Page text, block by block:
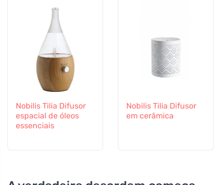
Nobilis Tilia Difusor
espacial de óleos
essenciais
Nobilis Tilia Difusor
em cerâmica